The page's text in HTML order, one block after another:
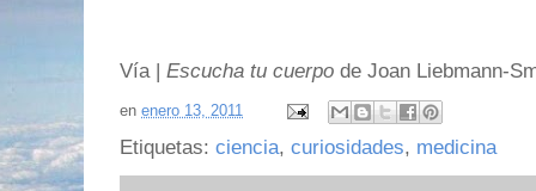
Vía | Escucha tu cuerpo de Joan Liebmann-
en enero 13, 2011
Etiquetas: ciencia, curiosidades, medicina